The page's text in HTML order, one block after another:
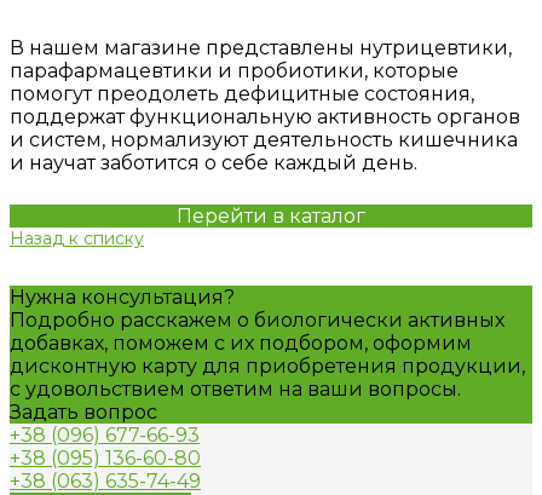
В нашем магазине представлены нутрицевтики,
парафармацевтики и пробиотики, которые
помогут преодолеть дефицитные состояния,
поддержат функциональную активность органов
и систем, нормализуют деятельность кишечника
и научат заботится о себе каждый день.
Перейти в каталог
Назад к списку
Нужна консультация?
Подробно расскажем о биологически активных
добавках, поможем с их подбором, оформим
дисконтную карту для приобретения продукции,
с удовольствием ответим на ваши вопросы.
Задать вопрос
+38 (096) 677-66-93
+38 (095) 136-60-80
+38 (063) 635-74-49